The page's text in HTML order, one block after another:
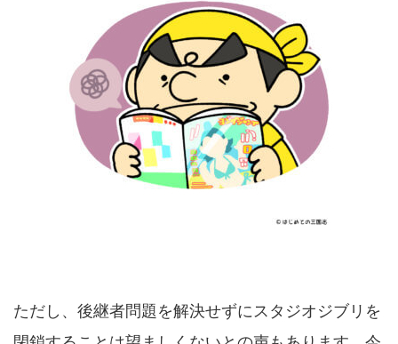
ただし、後継者問題を解決せずにスタジオジブリを